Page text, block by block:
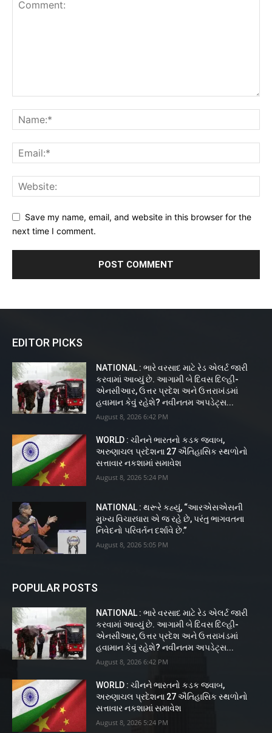
Save my name, email, and website in this browser for the
next time I comment.
EDITOR PICKS
NATIONAL : ભારે વરસાદ માટે રેડ એલર્ટ જારી
કરવામાં આવ્યું છે. આગામી બે દિવસ દિલ્હી-
એનસીઆર, ઉત્તર પ્રદેશ અને ઉત્તરાખંડમાં
હવામાન કેવું રહેશે? નવીનતમ અપડેટ્સ...
August 8, 2026 6:42 PM
WORLD : ચીનને ભારતનો કડક જવાબ,
અરુણાચલ પ્રદેશના 27 ઐતિહાસિક સ્થળોનો
સત્તાવાર નકશામાં સમાવેશ
August 8, 2026 5:24 PM
NATIONAL : થરૂરે કહ્યું, “આરએસએસની
મુખ્ય વિચારધારા એ જ રહે છે, પરંતુ ભાગવતના
નિવેદનો પરિવર્તન દર્શાવે છે.”
August 8, 2026 5:05 PM
POPULAR POSTS
NATIONAL : ભારે વરસાદ માટે રેડ એલર્ટ જારી
કરવામાં આવ્યું છે. આગામી બે દિવસ દિલ્હી-
એનસીઆર, ઉત્તર પ્રદેશ અને ઉત્તરાખંડમાં
હવામાન કેવું રહેશે? નવીનતમ અપડેટ્સ...
August 8, 2026 6:42 PM
WORLD : ચીનને ભારતનો કડક જવાબ,
અરુણાચલ પ્રદેશના 27 ઐતિહાસિક સ્થળોનો
સત્તાવાર નકશામાં સમાવેશ
August 8, 2026 5:24 PM